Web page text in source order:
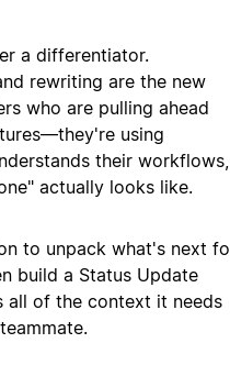
a differentiator.
rewriting are the new
who are pulling ahead
using
their workflows,
actually looks like.
to unpack what's next
build a Status Update
all of the context it needs